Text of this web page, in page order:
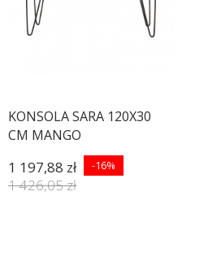
KONSOLA SARA 120X30
CM MANGO
1 197,88 zł -16%
1 426,05 zł